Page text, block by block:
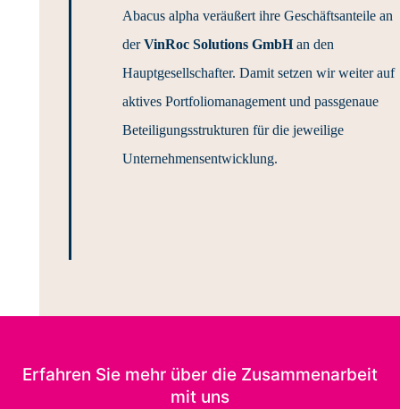
Abacus alpha veräußert ihre Geschäftsanteile an
derVinRoc Solutions GmbHan den
Hauptgesellschafter. Damit setzen wir weiter auf
aktives Portfoliomanagement und passgenaue
Beteiligungsstrukturen für die jeweilige
Unternehmensentwicklung.
Erfahren Sie mehr über die Zusammenarbeit
mit uns